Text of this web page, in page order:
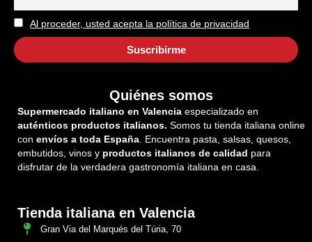
Al proceder, usted acepta la política de privacidad
Quiénes somos
Supermercado italiano en Valencia especializado en
auténticos productos italianos. Somos tu tienda italiana online
con envíos a toda España. Encuentra pasta, salsas, quesos,
embutidos, vinos y productos italianos de calidad para
disfrutar de la verdadera gastronomía italiana en casa.
Tienda italiana en Valencia
Gran Via del Marqués del Túria, 70